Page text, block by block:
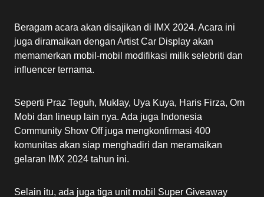
Beragam acara akan disajikan di IMX 2024. Acara ini
juga diramaikan dengan Artist Car Display akan
memamerkan mobil-mobil modifikasi milik selebriti dan
influencer ternama.
Seperti Praz Teguh, Muklay, Uya Kuya, Haris Firza, Om
Mobi dan lineup lain nya. Ada juga Indonesia
Community Show Off juga mengkonfirmasi 400
komunitas akan siap menghadiri dan meramaikan
gelaran IMX 2024 tahun ini.
Selain itu, ada juga tiga unit mobil Super Giveaway